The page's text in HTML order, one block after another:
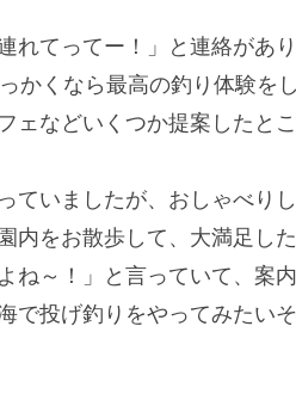
れてってー！」と連絡があ
かくなら最高の釣り体験を
ェなどいくつか提案したと
ていましたが、おしゃべり
内をお散歩して、大満足し
ね～！」と言っていて、案
で投げ釣りをやってみたい